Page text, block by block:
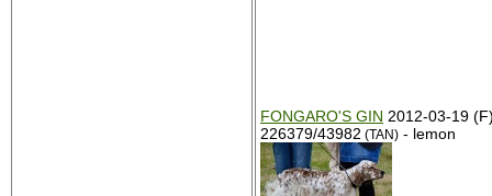
FONGARO'S GIN 2012-03-19
226379/43982 (TAN) - lemon